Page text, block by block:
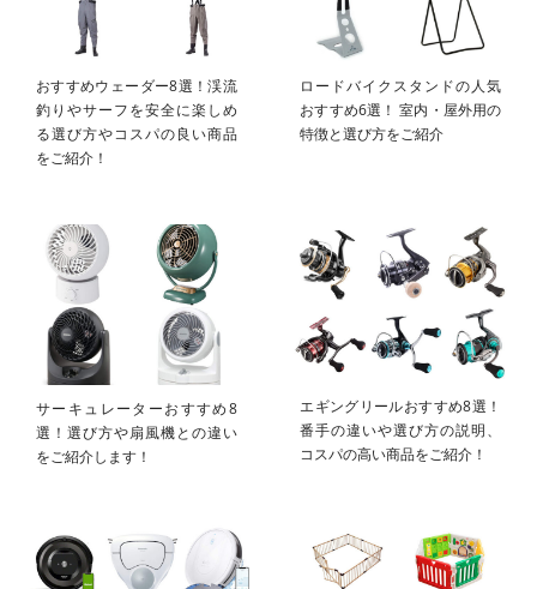
おすすめウェーダー8選！渓流
釣りやサーフを安全に楽しめ
る選び方やコスパの良い商品
をご紹介！
ロードバイクスタンドの人気
おすすめ6選！ 室内・屋外用の
特徴と選び方をご紹介
サーキュレーターおすすめ8
選！選び方や扇風機との違い
をご紹介します！
エギングリールおすすめ8選！
番手の違いや選び方の説明、
コスパの高い商品をご紹介！